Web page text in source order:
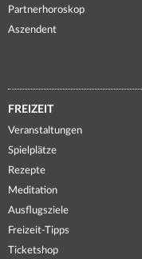
Partnerhoroskop
Aszendent
FREIZEIT
Veranstaltungen
Spielplätze
Rezepte
Meditation
Ausflugsziele
Freizeit-Tipps
Ticketshop